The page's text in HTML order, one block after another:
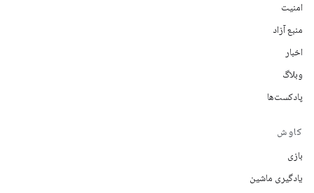
امنیت
منبع آزاد
اخبار
وبلاگ
پادکست‌ها
کاوش
بازی
یادگیری ماشین